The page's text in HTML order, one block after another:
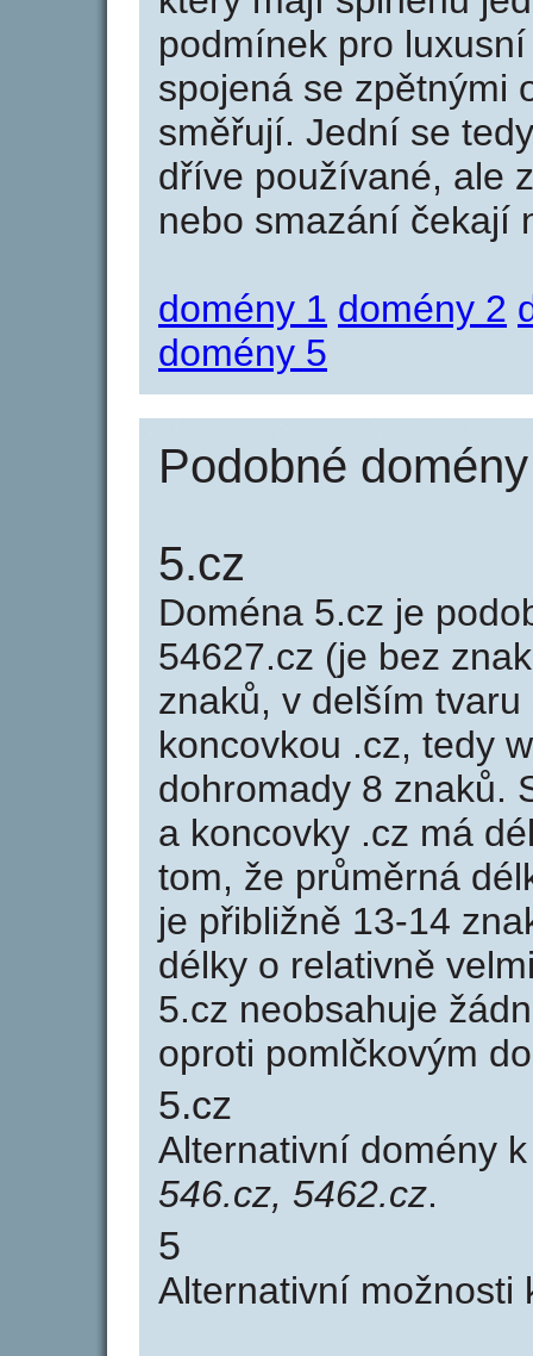
podmínek pro
spojená se zpětnými
směřují. Jední se
dříve používané, ale
nebo smazání čekají
domény 1 domény 2
domény 5
Podobné
5.cz
Doména 5.cz je
54627.cz (je bez
znaků, v delším
koncovkou .cz, tedy
dohromady 8 znaků.
a koncovky .cz má
tom, že průměrná
je přibližně 13-14
délky o relativně
5.cz neobsahuje
oproti pomlčkovým
5.cz
Alternativní domény
546.cz, 5462.cz.
5
Alternativní možnosti